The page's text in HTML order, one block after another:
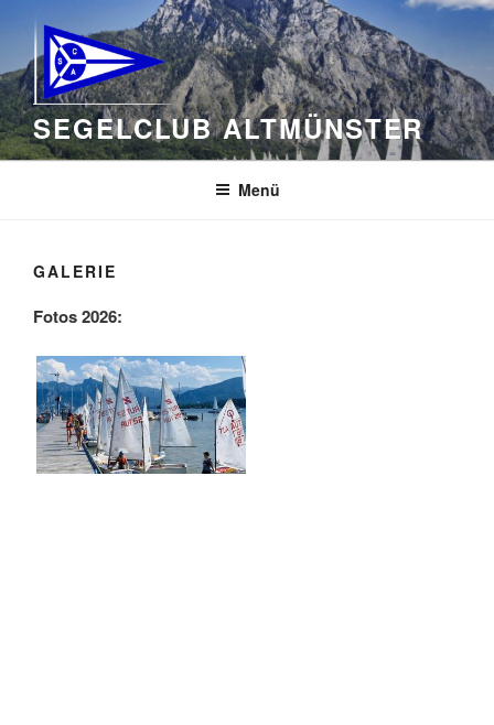
Inhalt
springen
SEGELCLUB ALTMÜNSTER
Menü
GALERIE
Fotos 2026: